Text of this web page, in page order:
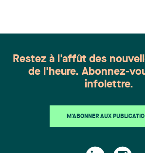
Restez à l'affût des
de l'heure. Abonnez-
infolettre.
M'ABONNER AUX